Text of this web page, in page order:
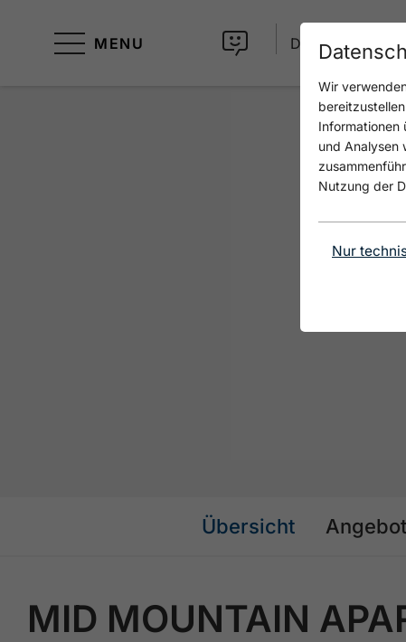
MENU DE
Übersicht
MID MOUNTAIN
Wir
Informationen
und Analysen
Nutzung der
Nur